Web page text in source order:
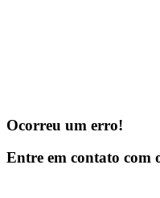
Ocorreu um erro!
Entre em contato com